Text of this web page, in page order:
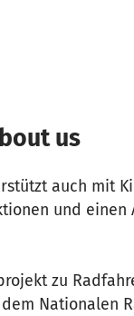
us
auch mit
und einen
zu
Nationalen